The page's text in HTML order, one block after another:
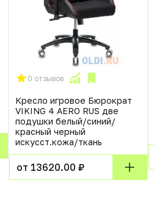
0 отзывов
Кресло игровое Бюрократ
VIKING 4 AERO RUS две
подушки белый/синий/
красный черный
искусст.кожа/ткань
от 13620.00 ₽